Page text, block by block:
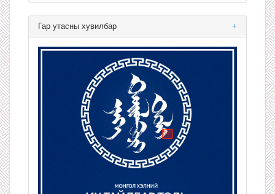
+
Гар утасны хувилбар